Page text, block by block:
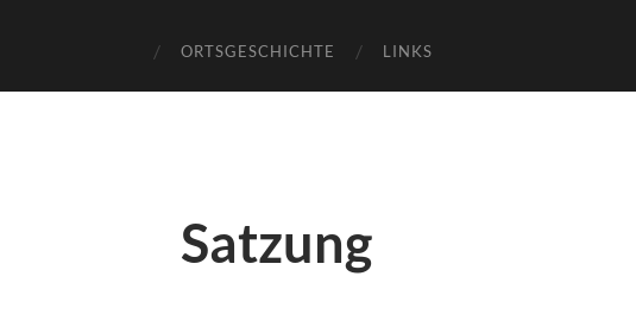
ORTSGESCHICHTE LINKS
Satzung